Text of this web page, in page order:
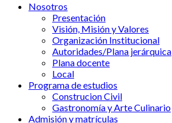
Nosotros
Presentación
Visión, Misión y Valores
Organización Institucional
Autoridades/Plana jerárquica
Plana docente
Local
Programa de estudios
Construcion Civil
Gastronomía y Arte Culinario
Admisión y matrículas